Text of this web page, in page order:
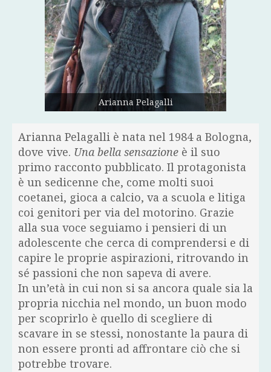
Arianna Pelagalli
Arianna Pelagalli è nata nel 1984 a Bologna,
dove vive. Una bella sensazione è il suo
primo racconto pubblicato. Il protagonista
è un sedicenne che, come molti suoi
coetanei, gioca a calcio, va a scuola e litiga
coi genitori per via del motorino. Grazie
alla sua voce seguiamo i pensieri di un
adolescente che cerca di comprendersi e di
capire le proprie aspirazioni, ritrovando in
sé passioni che non sapeva di avere.
In un’età in cui non si sa ancora quale sia la
propria nicchia nel mondo, un buon modo
per scoprirlo è quello di scegliere di
scavare in se stessi, nonostante la paura di
non essere pronti ad affrontare ciò che si
potrebbe trovare.